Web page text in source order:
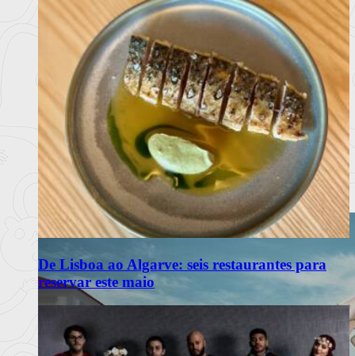
De Lisboa ao Algarve: seis restaurantes para
reservar este maio